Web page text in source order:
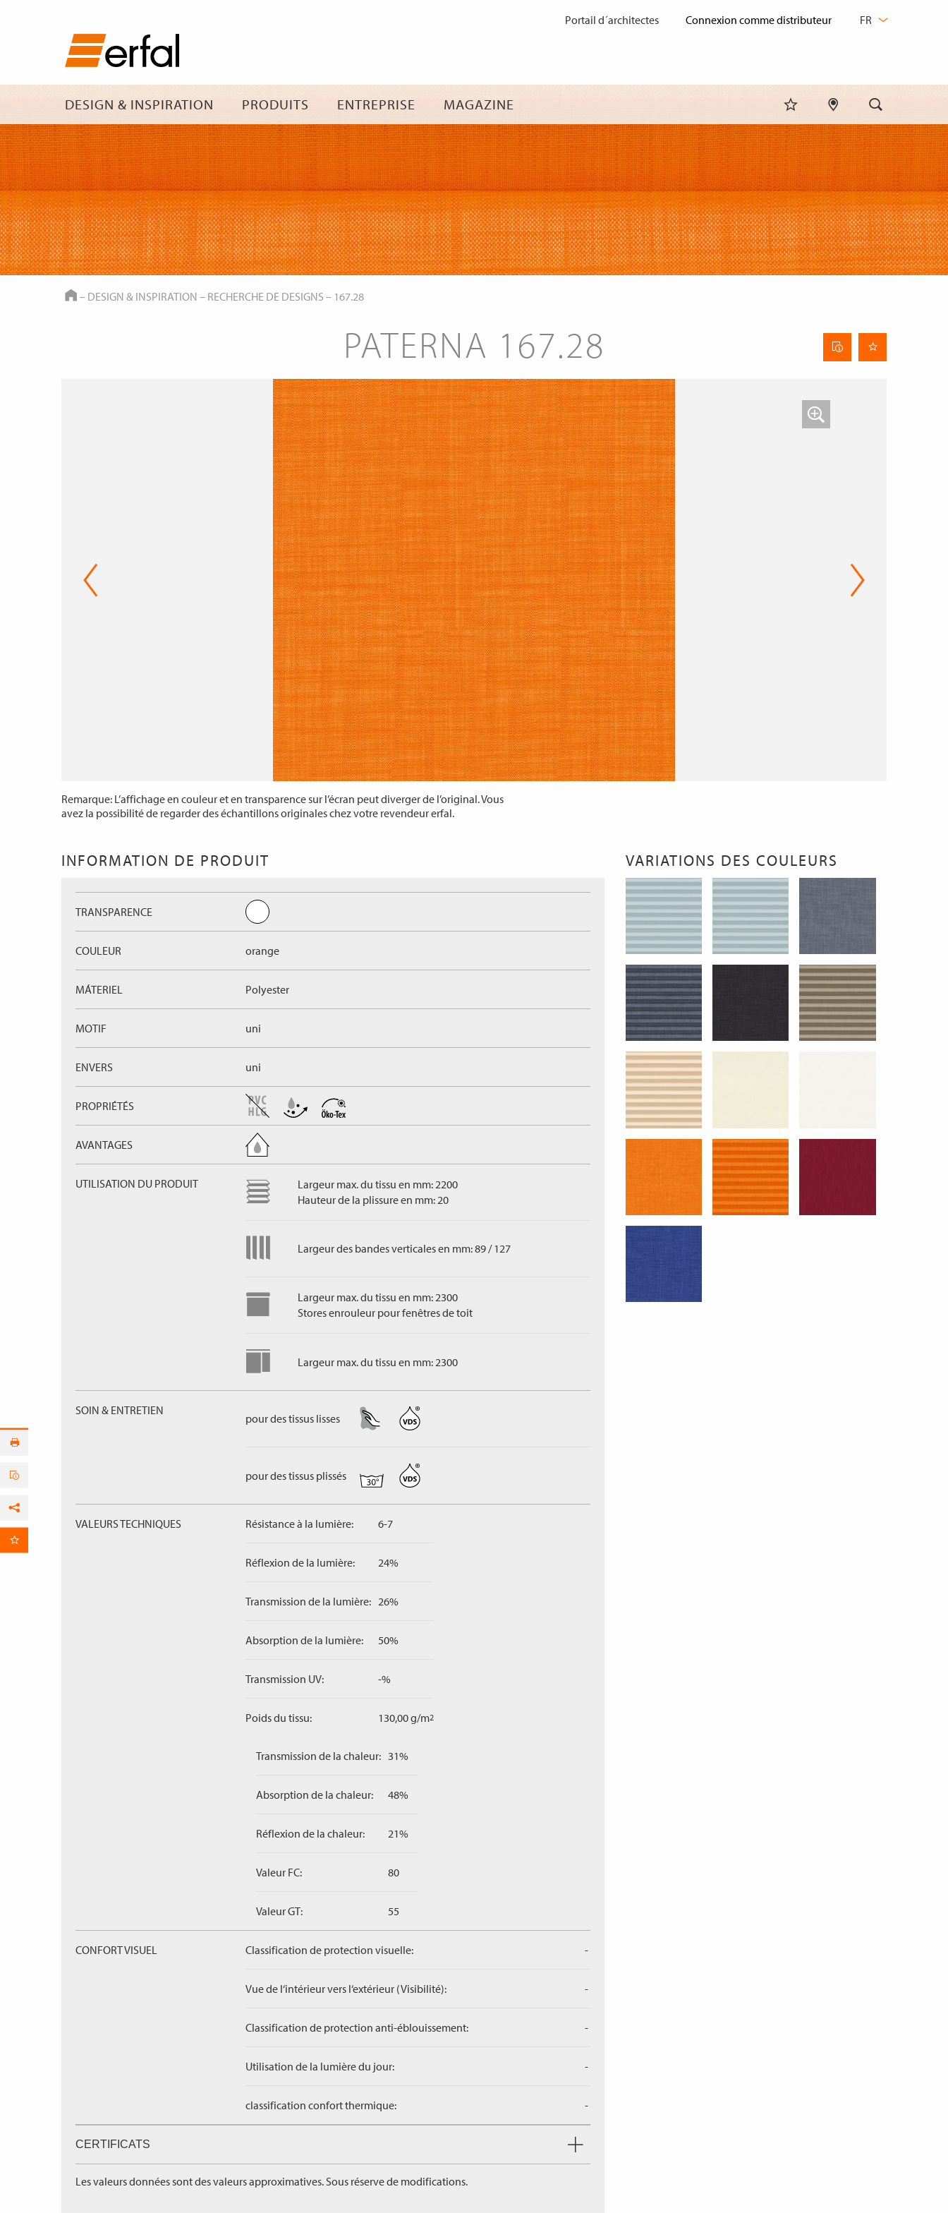
DESIGN & INSPIRATION PRODUITS ENTREPRISE MAGAZINE
Portail d´architectes FR
HOME
– DESIGN & INSPIRATION – RECHERCHE DE DESIGNS – 167.28
PATERNA 167.28
Fiche
technique
du tissu
Remarque: L’affichage en couleur et en transparence sur l’écran peut diverger de l’original. Vous
avez la possibilité de regarder des échantillons originales chez votre revendeur erfal.
INFORMATION DE PRODUIT
TRANSPARENCE
COULEUR orange
MÁTERIEL Polyester
MOTIF uni
ENVERS uni
PROPRIÉTÉS
AVANTAGES
UTILISATION DU PRODUIT
Largeur max. du tissu en mm: 2200
Hauteur de la plissure en mm: 20
Largeur des bandes verticales en mm: 89 / 127
Largeur max. du tissu en mm: 2300
Stores enrouleur pour fenêtres de toit
Largeur max. du tissu en mm: 2300
SOIN & ENTRETIEN
pour des tissus lisses
pour des tissus plissés
VALEURS TECHNIQUES Résistance à la lumière: 6-7
Réflexion de la lumière: 24%
Transmission de la lumière: 26%
Absorption de la lumière: 50%
Transmission UV: -%
Poids du tissu: 130,00 g/m2
Transmission de la chaleur: 31%
Absorption de la chaleur: 48%
Réflexion de la chaleur: 21%
Valeur FC: 80
Valeur GT: 55
CONFORT VISUEL Classification de protection visuelle: -
Vue de l‘intérieur vers l‘extérieur (Visibilité): -
Classification de protection anti-éblouissement: -
Utilisation de la lumière du jour: -
classification confort thermique: -
CERTIFICATS
Les valeurs données sont des valeurs approximatives. Sous réserve de modifications.
VARIATIONS DES COULEURS
Facebook